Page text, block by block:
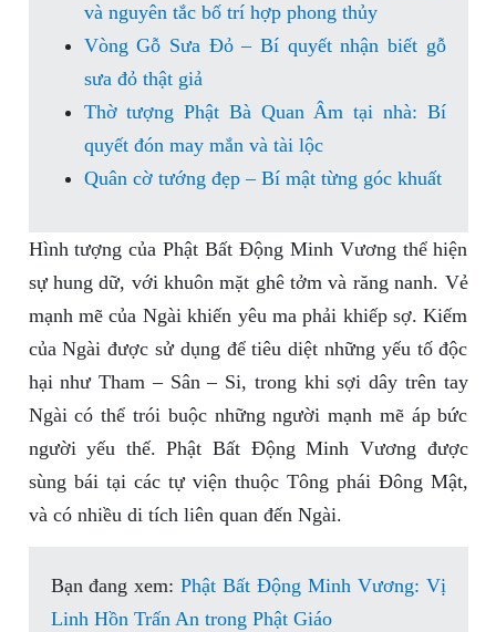
và nguyên tắc bố trí hợp phong thủy
Vòng Gỗ Sưa Đỏ – Bí quyết nhận biết gỗ
sưa đỏ thật giả
Thờ tượng Phật Bà Quan Âm tại nhà: Bí
quyết đón may mắn và tài lộc
Quân cờ tướng đẹp – Bí mật từng góc khuất
Hình tượng của Phật Bất Động Minh Vương thể hiện
sự hung dữ, với khuôn mặt ghê tởm và răng nanh. Vẻ
mạnh mẽ của Ngài khiến yêu ma phải khiếp sợ. Kiếm
của Ngài được sử dụng để tiêu diệt những yếu tố độc
hại như Tham – Sân – Si, trong khi sợi dây trên tay
Ngài có thể trói buộc những người mạnh mẽ áp bức
người yếu thế. Phật Bất Động Minh Vương được
sùng bái tại các tự viện thuộc Tông phái Đông Mật,
và có nhiều di tích liên quan đến Ngài.
Bạn đang xem:Phật Bất Động Minh Vương: Vị
Linh Hồn Trấn An trong Phật Giáo